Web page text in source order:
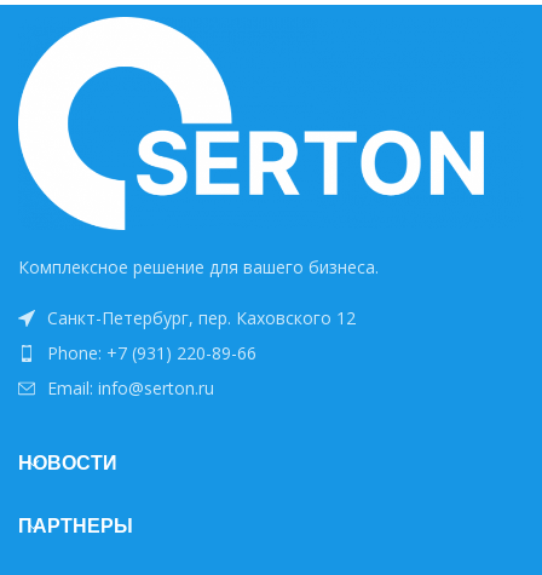
Комплексное решение для вашего бизнеса.
Санкт-Петербург, пер. Каховского 12
Phone: +7 (931) 220-89-66
Email: info@serton.ru
НОВОСТИ
ПАРТНЕРЫ